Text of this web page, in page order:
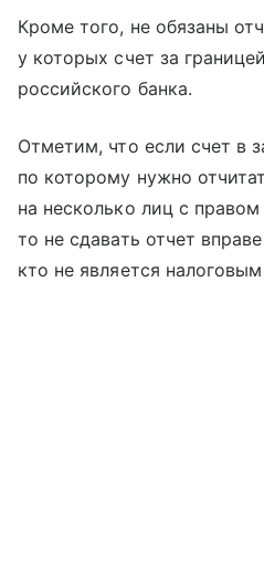
Кроме того, не обязаны
у которых счет за
российского банка.
Отметим, что если счет в
по которому нужно
на несколько лиц с
то не сдавать отчет
кто не является